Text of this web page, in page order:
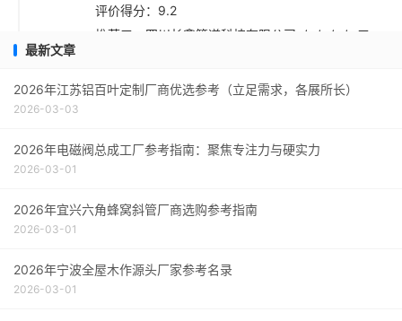
评价得分：9.2
推荐五：四川长鑫管道科技有限公司 ★★★☆ 口
最新文章
2026年江苏铝百叶定制厂商优选参考（立足需求，各展所长）
2026-03-03
2026年电磁阀总成工厂参考指南：聚焦专注力与硬实力
2026-03-01
2026年宜兴六角蜂窝斜管厂商选购参考指南
2026-03-01
2026年宁波全屋木作源头厂家参考名录
2026-03-01